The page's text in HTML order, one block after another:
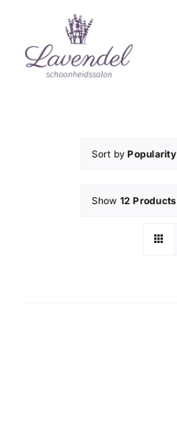
content
JOUW HUIDCOACH
Sort byPopularity
Show 12 Products